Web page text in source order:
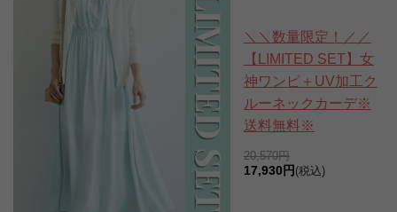
＼＼数量限定！／／
【LIMITED SET】女
神ワンピ＋UV加工ク
ルーネックカーデ※
送料無料※
20,570円
17,930円 (税込)